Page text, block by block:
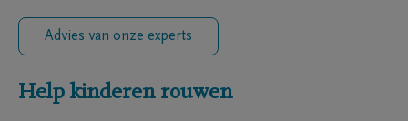
Advies van onze experts
Help kinderen rouwen